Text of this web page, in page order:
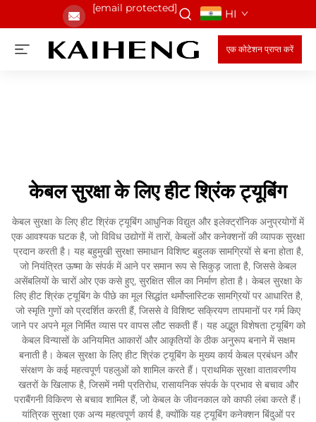
[email protected] HI
एक कोटेशन प्राप्त करें
केबल सुरक्षा के लिए हीट श्रिंक ट्यूबिंग
केबल सुरक्षा के लिए हीट श्रिंक ट्यूबिंग आधुनिक विद्युत और इलेक्ट्रॉनिक अनुप्रयोगों में
एक आवश्यक घटक है, जो विविध उद्योगों में तारों, केबलों और कनेक्शनों की व्यापक सुरक्षा
प्रदान करती है। यह बहुमुखी सुरक्षा समाधान विशिष्ट बहुलक सामग्रियों से बना होता है,
जो नियंत्रित ऊष्मा के संपर्क में आने पर समान रूप से सिकुड़ जाता है, जिससे केबल
असेंबलियों के चारों ओर एक कसे हुए, सुरक्षित सील का निर्माण होता है। केबल सुरक्षा के
लिए हीट श्रिंक ट्यूबिंग के पीछे का मूल सिद्धांत थर्मोप्लास्टिक सामग्रियों पर आधारित है,
जो स्मृति गुणों को प्रदर्शित करती हैं, जिससे वे विशिष्ट सक्रियण तापमानों पर गर्म किए
जाने पर अपने मूल निर्मित व्यास पर वापस लौट सकती हैं। यह अद्भुत विशेषता ट्यूबिंग को
केबल विन्यासों के अनियमित आकारों और आकृतियों के ठीक अनुरूप बनाने में सक्षम
बनाती है। केबल सुरक्षा के लिए हीट श्रिंक ट्यूबिंग के मुख्य कार्य केबल प्रबंधन और
संरक्षण के कई महत्वपूर्ण पहलुओं को शामिल करते हैं। प्राथमिक सुरक्षा वातावरणीय
खतरों के खिलाफ है, जिसमें नमी प्रतिरोध, रासायनिक संपर्क के प्रभाव से बचाव और
पराबैंगनी विकिरण से बचाव शामिल हैं, जो केबल के जीवनकाल को काफी लंबा करते हैं।
यांत्रिक सुरक्षा एक अन्य महत्वपूर्ण कार्य है, क्योंकि यह ट्यूबिंग कनेक्शन बिंदुओं पर